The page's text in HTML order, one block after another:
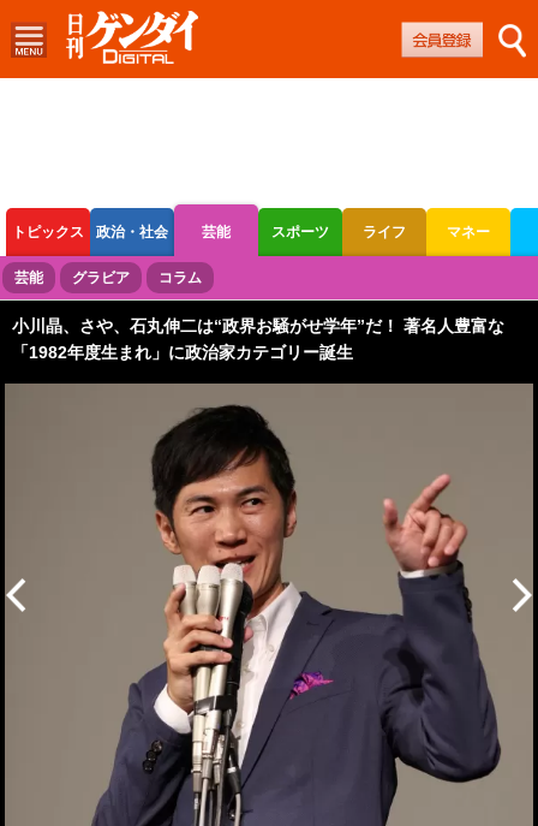
トピックス 政治・社会 芸能 スポーツ ライフ マネー
ボートレース 競輪 オートレース
芸能 グラビア コラム
小川晶、さや、石丸伸二は“政界お騒がせ学年”だ！ 著名人豊富な
「1982年度生まれ」に政治家カテゴリー誕生